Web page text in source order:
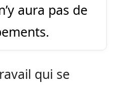
aura pas de
qui se